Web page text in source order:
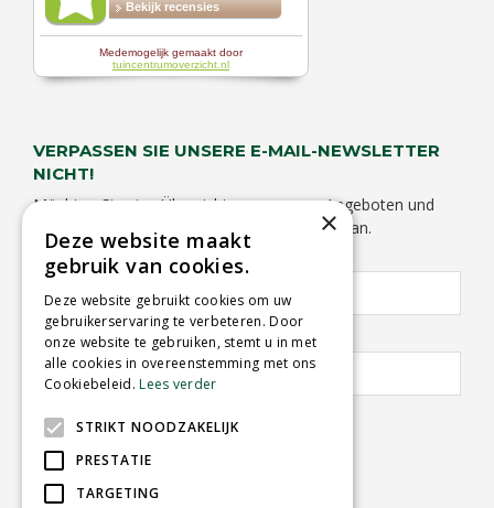
VERPASSEN SIE UNSERE E-MAIL-NEWSLETTER
NICHT!
Möchten Sie eine Übersicht von unseren Angeboten und
Aktivitäten empfangen? Melden Sie sich hier an.
Vorname:
E-Mail Adresse: *
×
Deze website maakt
gebruik van cookies.
Deze website gebruikt cookies om uw
gebruikerservaring te verbeteren. Door
onze website te gebruiken, stemt u in met
alle cookies in overeenstemming met ons
Cookiebeleid.Lees verder
STRIKT NOODZAKELIJK
PRESTATIE
TARGETING